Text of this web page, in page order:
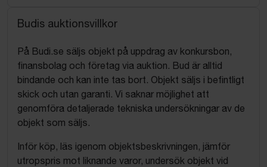
Budis auktionsvillkor
På Budi.se säljs objekt på uppdrag av konkursbon,
finansbolag och företag via auktion. Bud är alltid
bindande och kan inte tas bort. Objekt säljs i befintligt
skick och utan garanti. Vi saknar möjlighet att
genomföra detaljerade tekniska undersökningar av de
objekt som säljs.
Inför köp, läs igenom objektsbeskrivningen, jämför
utropspris mot liknande varor, undersök objekt vid